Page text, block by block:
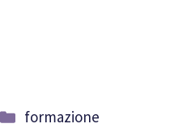
Categorie
formazione